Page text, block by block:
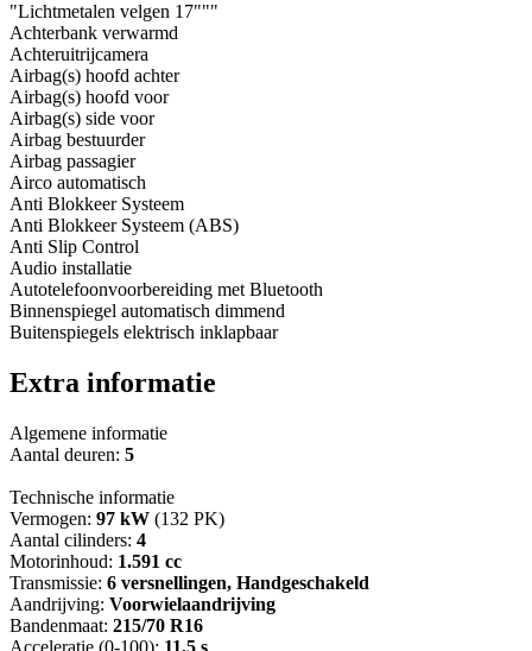
"Lichtmetalen velgen 17"""
Achterbank verwarmd
Achteruitrijcamera
Airbag(s) hoofd achter
Airbag(s) hoofd voor
Airbag(s) side voor
Airbag bestuurder
Airbag passagier
Airco automatisch
Anti Blokkeer Systeem
Anti Blokkeer Systeem (ABS)
Anti Slip Control
Audio installatie
Autotelefoonvoorbereiding met Bluetooth
Binnenspiegel automatisch dimmend
Buitenspiegels elektrisch inklapbaar
Extra informatie
Algemene informatie
Aantal deuren: 5
Technische informatie
Vermogen: 97 kW (132 PK)
Aantal cilinders: 4
Motorinhoud: 1.591 cc
Transmissie: 6 versnellingen, Handgeschakeld
Aandrijving: Voorwielaandrijving
Bandenmaat: 215/70 R16